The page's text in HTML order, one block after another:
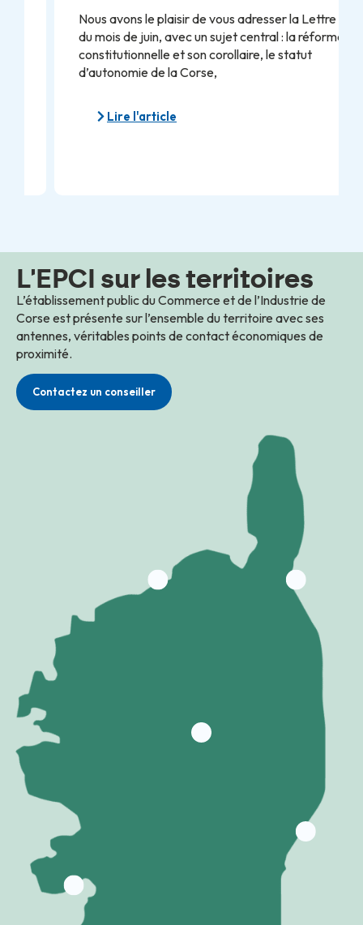
Nous avons le plaisir de vous adresser la Lettre
du mois de juin, avec un sujet central : la réforme
constitutionnelle et son corollaire, le statut
d’autonomie de la Corse,
Lire l'article
L'EPCI sur les territoires
L’établissement public du Commerce et de l’Industrie de
Corse est présente sur l’ensemble du territoire avec ses
antennes, véritables points de contact économiques de
proximité.
Contactez un conseiller